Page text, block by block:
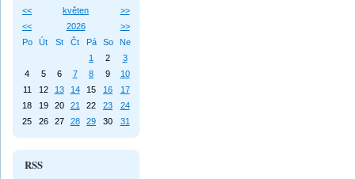
<< květen
>>
<<
2026
>>
Po
Út St Čt Pá So
Ne
1
2
3
4
5 6 7 8 9
10
11
12 13 14 15 16
17
18
19 20 21 22 23
24
25
26 27 28 29 30 31
RSS